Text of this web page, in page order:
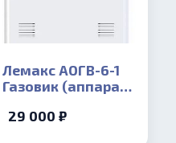
Лемакс АОГВ-6-1
Газовик (аппарат
газовый
29 000 ₽